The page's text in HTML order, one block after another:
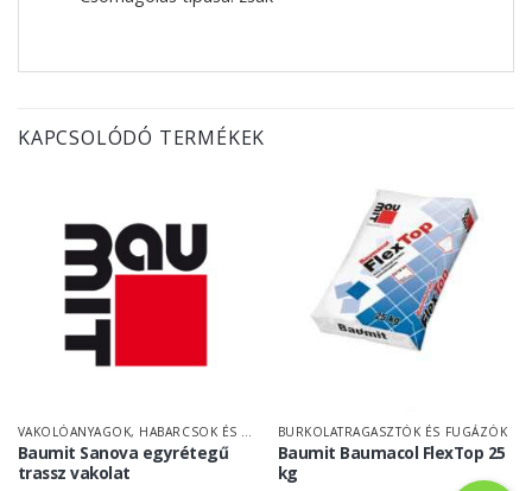
KAPCSOLÓDÓ TERMÉKEK
VAKOLÓANYAGOK, HABARCSOK ÉS TAPASZOK
Baumit Sanova egyrétegű
trassz vakolat
BURKOLATRAGASZTÓK ÉS FUGÁZÓK
Baumit Baumacol FlexTop 25
kg